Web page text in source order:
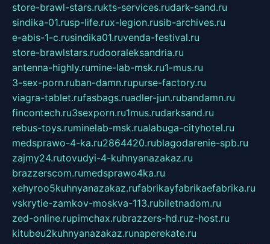
store-brawl-stars.rukts-services.rudark-sand.ru
sindika-01.rusp-life.rux-legion.rusib-archives.ru
e-abis-1-c.rusindika01.ruvenda-festival.ru
store-brawlstars.rudooraleksandria.ru
antenna-highly.rumine-lab-msk.ru1-mus.ru
3-sex-porn.ruban-damn.rupurse-factory.ru
viagra-tablet.rufasbags.ruadler-jun.rubandamn.ru
fincontech.ru3sexporn.ru1mus.rudarksand.ru
rebus-toys.ruminelab-msk.rualabuga-cityhotel.ru
medsprawo-4-ka.ru2864420.rublagodarenie-spb.ru
zajmy24.rutovudyi-4-kuhnyanazakaz.ru
brazzerscom.rumedsprawo4ka.ru
xehyroo5kuhnyanazakaz.rufabrikayfabrikaefabrika.ru
vskrytie-zamkov-moskva-113.rubiletnadom.ru
zed-online.rupimchax.rubrazzers-hd.ruz-host.ru
kitubeu2kuhnyanazakaz.runaperekate.ru